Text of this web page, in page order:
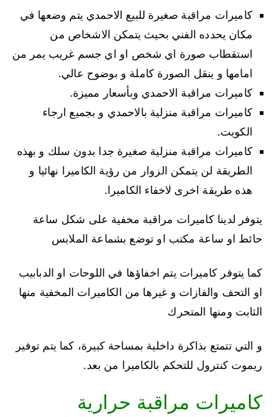
كاميرات مراقبة صغيرة للبيع الاحمدي يتم وضعها في
مكان يحدده الفني بحيث يتمكن الاشخاص من
استقطاب صورة اي شخص او اي جسم غريب يمر من
امامها و ينقل الصورة كاملة و بوضوح عالي.
كاميرات مراقبة الاحمدي وبأسعار مميزة.
كاميرات مراقبة منزلية بالاحمدي و بجميع ارجاء
الكويت.
كاميرات مراقبة منزلية صغيرة جدا بدون سلك و بهذه
الطريقة لن يتمكن الزوار من رؤية الكاميرا نهائيا و
هذه طريقة اخرى لاخفاء الكاميرا.
يتوفر لدينا كاميرات مراقبة مخفية على شكل ساعة
حائط او ساعة مكتب او توضع بشماعة الملابس
كما يتوفر كاميرات يتم اخفاؤها في اللوحات او الدبابيب
او التحف والفازات و غيرها من الكاميرات المخفية منها
الثابت ومنها المتحرك
و التي تتمتع بذاكرة داخلية بمساحة كبيرة، كما يتم توفير
ريموت كنترول للتحكم بالكاميرا من بعد.
كاميرات مراقبة حرارية